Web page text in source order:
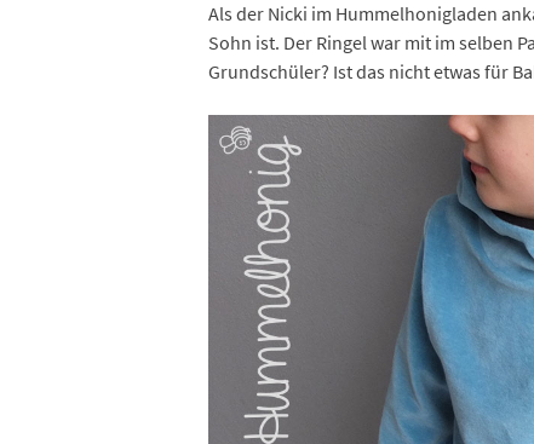
Als der Nicki im Hummelhonigladen
Sohn ist. Der Ringel war mit im selben
Grundschüler? Ist das nicht etwas für